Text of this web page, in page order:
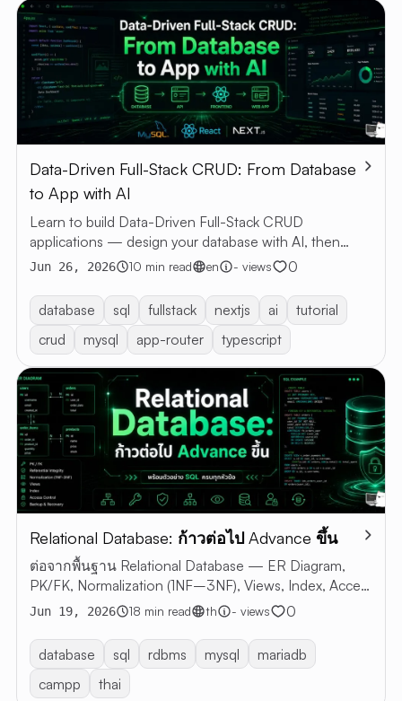
Data-Driven Full-Stack CRUD: From Database
to App with AI
Learn to build Data-Driven Full-Stack CRUD
applications — design your database with AI, then
generate a web app with Next.js and MySQL.
Jun 26, 2026 10 min read en - views 0
database sql fullstack nextjs ai
tutorial
crud
mysql app-router typescript
Relational Database: ก้าวต่อไป Advance ขึ้น
ต่อจากพื้นฐาน Relational Database — ER Diagram,
PK/FK, Normalization (1NF–3NF), Views, Index, Access
Control, Backup & Recovery พร้อมตัวอย่าง SQL
Jun 19, 2026 18 min read th - views 0
database sql rdbms mysql
mariadb
campp
thai